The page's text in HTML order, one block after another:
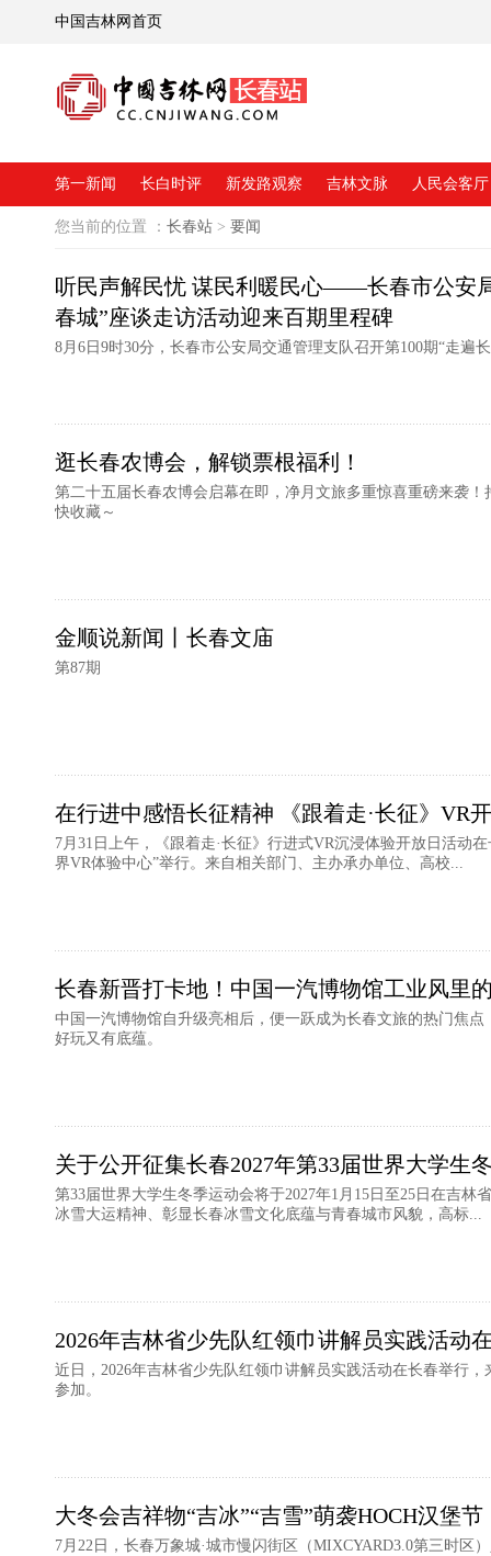
中国吉林网首页
第一新闻 长白时评 新发路观察 吉林文脉 人民会客厅
您当前的位置 ： 长春站 > 要闻
听民声解民忧 谋民利暖民心——长春市公安
春城”座谈走访活动迎来百期里程碑
8月6日9时30分，长春市公安局交通管理支队召开第100期“走遍
逛长春农博会，解锁票根福利！
第二十五届长春农博会启幕在即，净月文旅多重惊喜重磅来袭
快收藏～
金顺说新闻丨长春文庙
第87期
在行进中感悟长征精神 《跟着走·长征》VR
7月31日上午，《跟着走·长征》行进式VR沉浸体验开放日活动
界VR体验中心”举行。来自相关部门、主办承办单位、高校...
长春新晋打卡地！中国一汽博物馆工业风里
中国一汽博物馆自升级亮相后，便一跃成为长春文旅的热门焦
好玩又有底蕴。
关于公开征集长春2027年第33届世界大学生
第33届世界大学生冬季运动会将于2027年1月15日至25日在吉林
冰雪大运精神、彰显长春冰雪文化底蕴与青春城市风貌，高标...
2026年吉林省少先队红领巾讲解员实践活动
近日，2026年吉林省少先队红领巾讲解员实践活动在长春举行
参加。
大冬会吉祥物“吉冰”“吉雪”萌袭HOCH汉堡
7月22日，长春万象城·城市慢闪街区（MIXCYARD3.0第三时